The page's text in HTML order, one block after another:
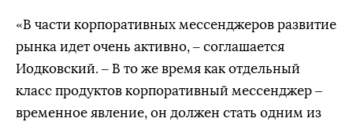
«В части корпоративных мессенджеров развитие
рынка идет очень активно, – соглашается
Иодковский. – В то же время как отдельный
класс продуктов корпоративный мессенджер –
временное явление, он должен стать одним из